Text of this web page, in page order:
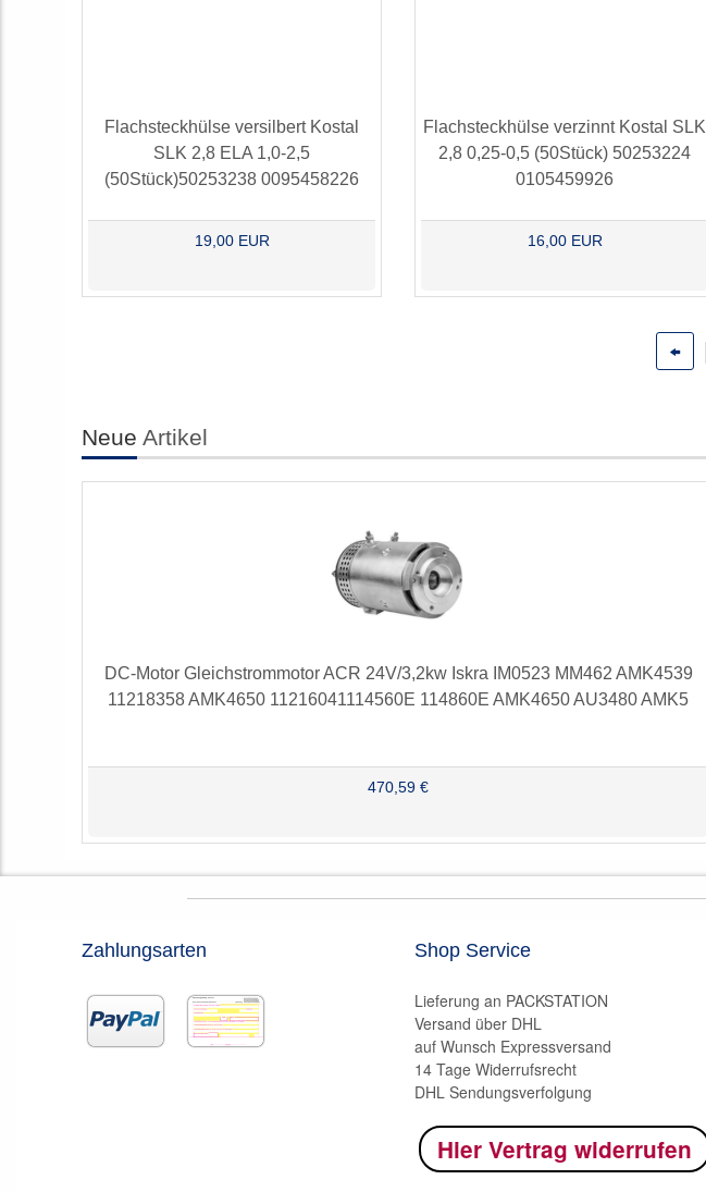
Flachsteckhülse versilbert Kostal
SLK 2,8 ELA 1,0-2,5
(50Stück)50253238 0095458226
19,00 EUR
Flachsteckhülse verzinnt Kostal SLK
2,8 0,25-0,5 (50Stück) 50253224
0105459926
16,00 EUR
Neue Artikel
DC-Motor Gleichstrommotor ACR 24V/3,2kw Iskra IM0523 MM462 AMK4539
11218358 AMK4650 11216041114560E 114860E AMK4650 AU3480 AMK5
470,59 €
Zahlungsarten Shop Service
Lieferung an PACKSTATION
Versand über DHL
auf Wunsch Expressversand
14 Tage Widerrufsrecht
DHL Sendungsverfolgung
Hier Vertrag widerrufen